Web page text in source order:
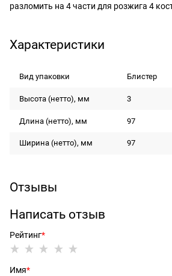
разломить на 4 части для розжига 4
Характеристики
Вид упаковки Блистер
Высота (нетто), мм 3
Длина (нетто), мм 97
Ширина (нетто), мм 97
Отзывы
Написать отзыв
Рейтинг
Имя